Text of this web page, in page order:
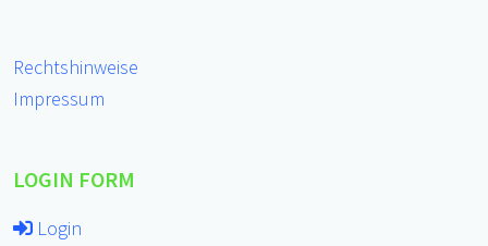
Rechtshinweise
Impressum
LOGIN FORM
Login